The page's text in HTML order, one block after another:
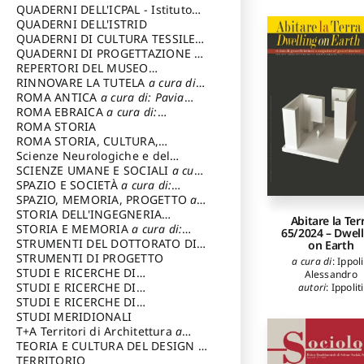
Abitare la
65/2024 –
on Earth
a cura di:
Alessandro
autori: Ippoliti
Reginaldi
Scodeller
SOSTENIBILE
QUADERNI DELL'ICPAL - Istituto
centrale per il restauro e la
conservazione del patrimonio
archivistico e librario
QUADERNI DELL'ISTRID
QUADERNI DI CULTURA TESSILEa
cura di: Crispolti Livia
QUADERNI DI PROGETTAZIONE a
cura di: Giura Longo Tommaso
REPERTORI DEL MUSEO
CENTRALE DEL RISORGIMENTOa
cura di: Pizzo Marco
RINNOVARE LA TUTELA a cura di:
Cicalò Enrico
ROMA ANTICA a cura di: Pavia
Carlo
ROMA EBRAICAa cura di:
Procaccia Claudio
ROMA STORIA
ROMA STORIA, CULTURA,
IMMAGINEa cura di: Fagiolo
Marcello
Scienze Neurologiche e del
Comportamento
SCIENZE UMANE E SOCIALI a cura
di: Iannizzi Salvatore
SPAZIO E SOCIETÀa cura di:
Cassetti Roberto
SPAZIO, MEMORIA, PROGETTOa
cura di: Rossi Massimo
STORIA DELL'INGEGNERIA
STRUTTURALE IN ITALIAa cura di:
Poretti Sergio
STORIA E MEMORIAa cura di:
Rossi Lauro
STRUMENTI DEL DOTTORATO DI
RICERCA IN RILIEVO E
RAPPRESENTAZIONE
DELL’ARCHITETTURA E
DELL’AMBIENTEa cura di: Migliari
Riccardo
STRUMENTI DI PROGETTO
STUDI E RICERCHE DI
ARCHEOLOGIA IN SICILIA
di: Pelagatti Paola
STUDI E RICERCHE DI
ARCHITETTURA del Dipartimento
di Architettura Università degli
Studi G. d' Annunzio
STUDI E RICERCHE DI
ARCHITETTURA del Dipartimento
di Architettura Università degli
Studi G. d' Annunzio, Chieti-
Pescaraa cura di: Fusero Paolo
STUDI MERIDIONALI
T+A Territori di Architetturaa
cura di: Ramazzotti Luigi
TEORIA E CULTURA DEL DESIGN a
cura di: Furlanis Giuseppe
TERRITORIO